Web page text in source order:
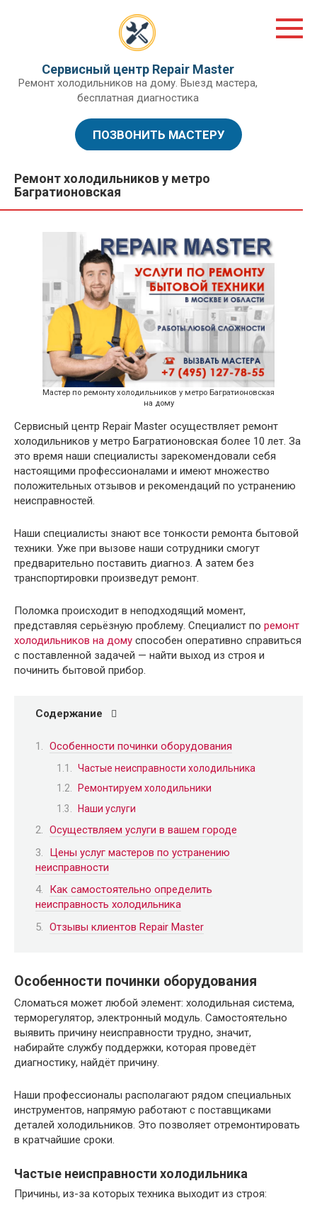
Сервисный центр Repair Master
Ремонт холодильников на дому. Выезд мастера,
бесплатная диагностика
ПОЗВОНИТЬ МАСТЕРУ
Ремонт холодильников у метро
Багратионовская
Мастер по ремонту холодильников у метро Багратионовская
на дому
Сервисный центр Repair Master осуществляет ремонт
холодильников у метро Багратионовская более 10 лет. За
это время наши специалисты зарекомендовали себя
настоящими профессионалами и имеют множество
положительных отзывов и рекомендаций по устранению
неисправностей.
Наши специалисты знают все тонкости ремонта бытовой
техники. Уже при вызове наши сотрудники смогут
предварительно поставить диагноз. А затем без
транспортировки произведут ремонт.
Поломка происходит в неподходящий момент,
представляя серьёзную проблему. Специалист по ремонт
холодильников на дому способен оперативно справиться
с поставленной задачей — найти выход из строя и
починить бытовой прибор.
Содержание
Особенности починки оборудования
Частые неисправности холодильника
Ремонтируем холодильники
Наши услуги
Осуществляем услуги в вашем городе
Цены услуг мастеров по устранению
неисправности
Как самостоятельно определить
неисправность холодильника
Отзывы клиентов Repair Master
Особенности починки оборудования
Сломаться может любой элемент: холодильная система,
терморегулятор, электронный модуль. Самостоятельно
выявить причину неисправности трудно, значит,
набирайте службу поддержки, которая проведёт
диагностику, найдёт причину.
Наши профессионалы располагают рядом специальных
инструментов, напрямую работают с поставщиками
деталей холодильников. Это позволяет отремонтировать
в кратчайшие сроки.
Частые неисправности холодильника
Причины, из-за которых техника выходит из строя: